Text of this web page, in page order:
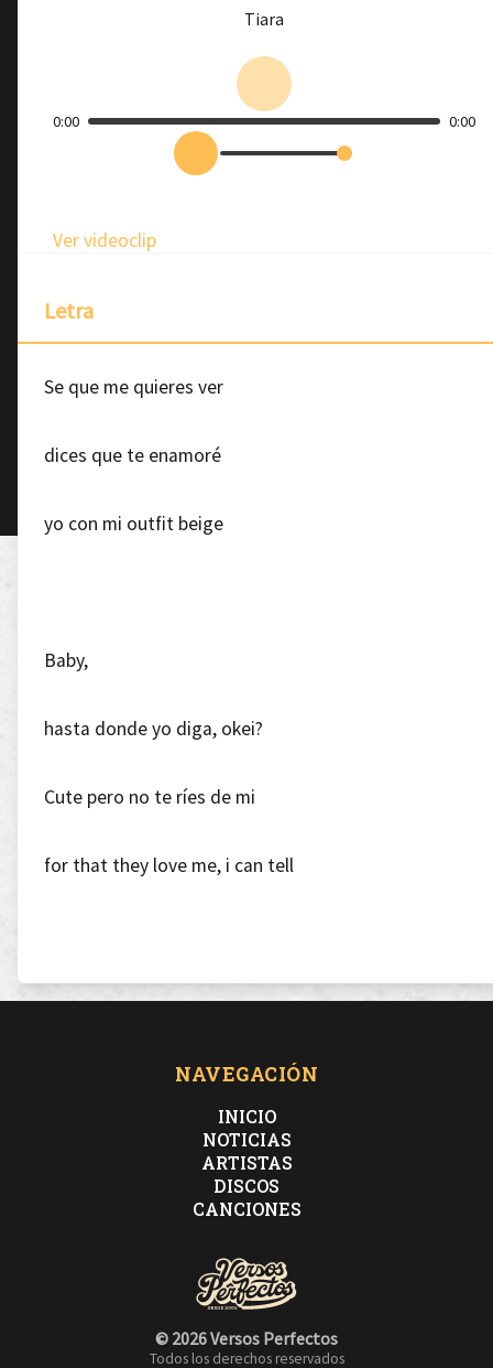
Tiara
0:00 0:00
Ver videoclip
Letra
Se que me quieres ver
dices que te enamoré
yo con mi outfit beige
Baby,
hasta donde yo diga, okei?
Cute pero no te ríes de mi
for that they love me, i can tell
Pull up, push up, pour it up, okei
quiero algo for real, you and I
Apagón, solo te veo el brillo en los grillz
lo hacemos con los leds, only you and I
Se que me quieres ver
NAVEGACIÓN
INICIO
NOTICIAS
ARTISTAS
DISCOS
CANCIONES
© 2026 Versos Perfectos
Todos los derechos reservados